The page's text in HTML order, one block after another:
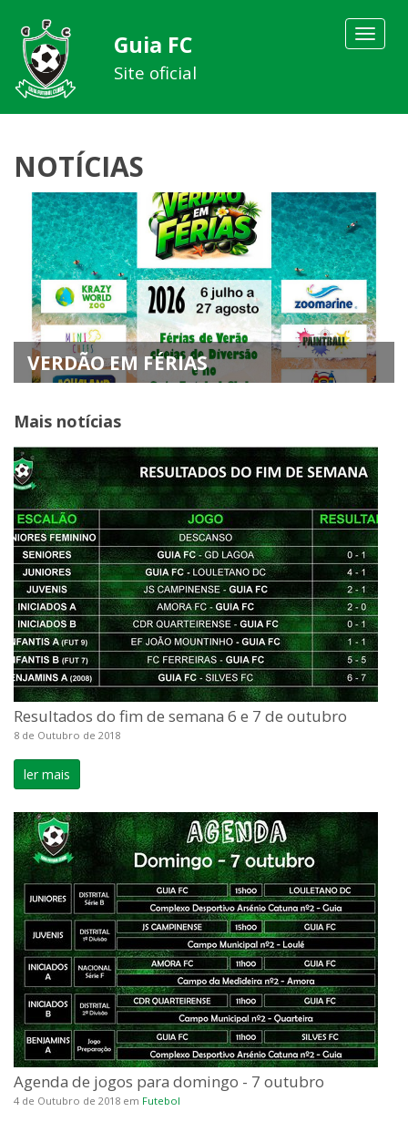
Toggle
Guia FC
Site oficial
NOTÍCIAS
VERDÃO EM FÉRIAS
Mais notícias
Resultados do fim de semana 6 e 7 de outubro
8 de Outubro de 2018
ler mais
Agenda de jogos para domingo - 7 outubro
4 de Outubro de 2018 em Futebol